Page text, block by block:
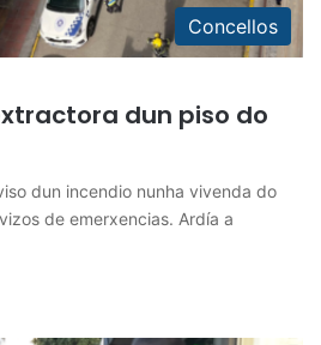
Concellos
dun piso do
dun incendio nunha vivenda do
de emerxencias. Ardía a